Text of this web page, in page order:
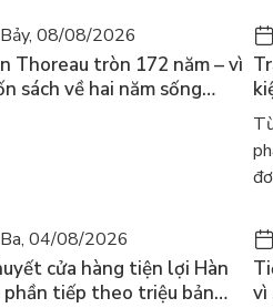
08/08/2026
Thoreau tròn 172 năm – vì
sách về hai năm sống
04/08/2026
cửa hàng tiện lợi Hàn
phần tiếp theo triệu bản
vì